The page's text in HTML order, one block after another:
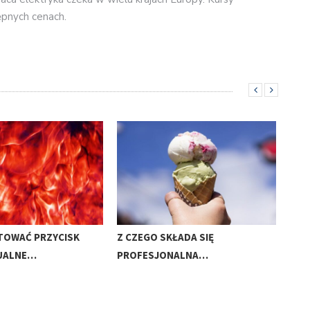
cenach.
PRZYCISK
Z CZEGO SKŁADA SIĘ
PROFESJONALNA…